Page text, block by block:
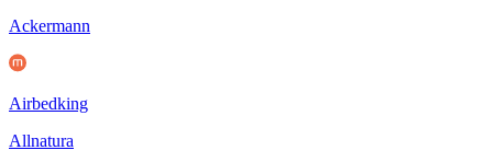
Ackermann
Airbedking
Allnatura